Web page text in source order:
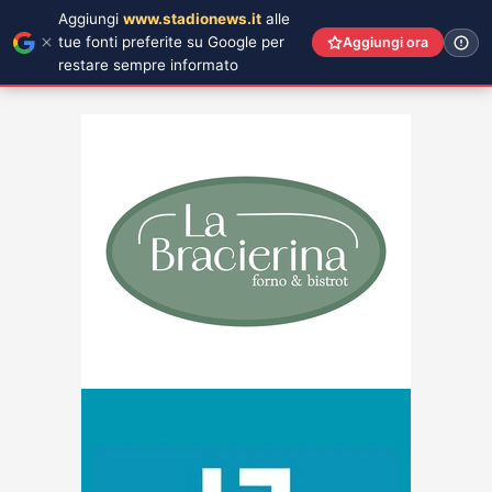
Aggiungi www.stadionews.it alle
tue fonti preferite su Google per
restare sempre informato
Aggiungi ora